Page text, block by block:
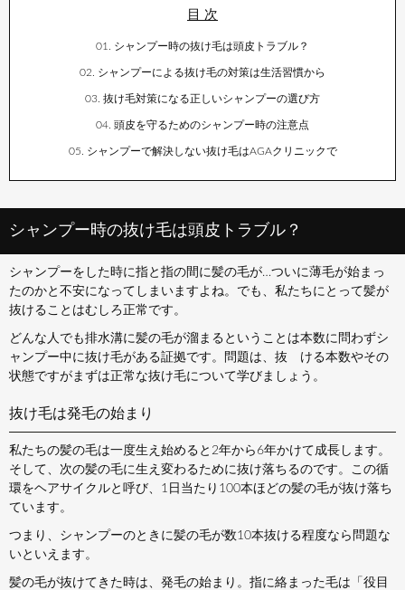
シャンプー時の抜け毛は頭皮トラブル？
シャンプーによる抜け毛の対策は生活習慣から
抜け毛対策になる正しいシャンプーの選び方
頭皮を守るためのシャンプー時の注意点
シャンプーで解決しない抜け毛はAGAクリニックで
シャンプー時の抜け毛は頭皮トラブル？
シャンプーをした時に指と指の間に髪の毛が…ついに薄毛が始まっ
たのかと不安になってしまいますよね。でも、私たちにとって髪が
抜けることはむしろ正常です。
どんな人でも排水溝に髪の毛が溜まるということは本数に問わずシ
ャンプー中に抜け毛がある証拠です。問題は、抜 ける本数やその
状態ですがまずは正常な抜け毛について学びましょう。
抜け毛は発毛の始まり
私たちの髪の毛は一度生え始めると2年から6年かけて成長します。
そして、次の髪の毛に生え変わるために抜け落ちるのです。この循
環をヘアサイクルと呼び、1日当たり100本ほどの髪の毛が抜け落ち
ています。
つまり、シャンプーのときに髪の毛が数10本抜ける程度なら問題な
いといえます。
髪の毛が抜けてきた時は、発毛の始まり。指に絡まった毛は「役目